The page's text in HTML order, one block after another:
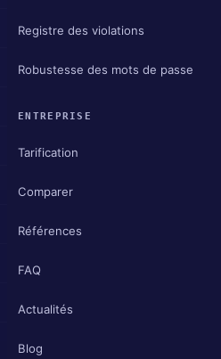
Registre des violations
Robustesse des mots de passe
ENTREPRISE
Tarification
Comparer
Références
FAQ
Actualités
Blog